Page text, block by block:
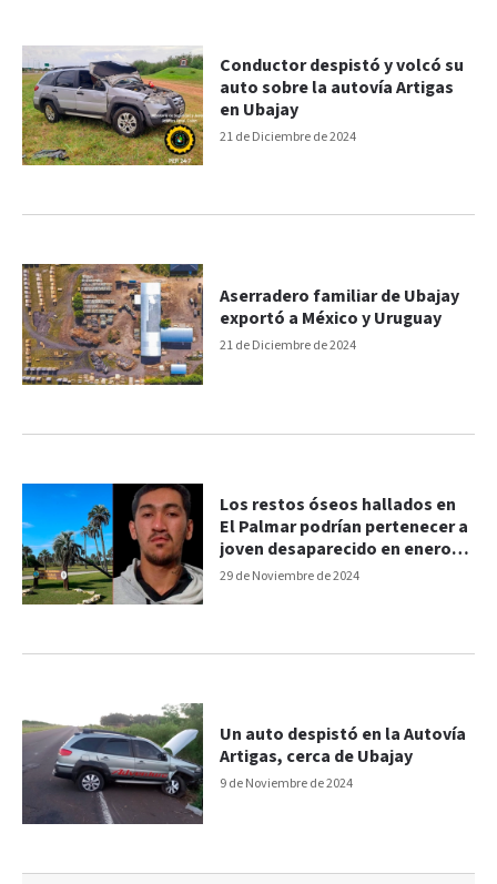
21 de Diciembre de 2024
Conductor despistó y volcó su
auto sobre la autovía Artigas
en Ubajay
21 de Diciembre de 2024
Aserradero familiar de Ubajay
exportó a México y Uruguay
29 de Noviembre de 2024
Los restos óseos hallados en
El Palmar podrían pertenecer a
joven desaparecido en enero
en Ubajay
9 de Noviembre de 2024
Un auto despistó en la Autovía
Artigas, cerca de Ubajay